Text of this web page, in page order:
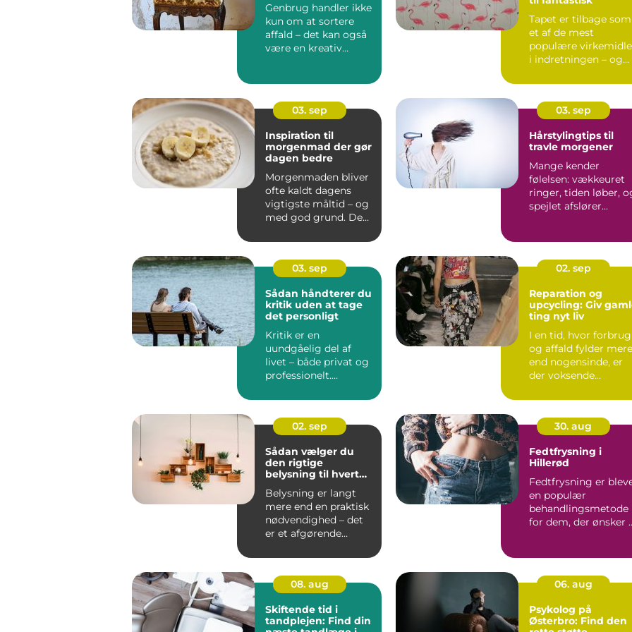
Genbrug handler ikke
kun om at sortere
affald – det kan også
være en kreativ
Tapet er tilbage som
et af de mest
populære
i indretningen – og
03. sep
Inspiration til
morgenmad der gør
dagen bedre
Morgenmaden bliver
ofte kaldt dagens
vigtigste måltid – og
med god grund. Den
03. sep
Hårstylingtips til
travle morgener
Mange kender
følelsen: vækkeuret
ringer, tiden løber,
spejlet afslører...
03. sep
Sådan håndterer du
kritik uden at tage
det personligt
Kritik er en
uundgåelig del af
livet – både privat og
professionelt.
02. sep
Reparation og
upcycling: Giv
ting nyt liv
I en tid, hvor forbrug
og affald fylder mere
end nogensinde, er
der voksende
t&aeli...
02. sep
Sådan vælger du
den rigtige
belysning til hvert
Belysning er langt
mere end en praktisk
nødvendighed – det
er et afgørende
30. aug
Fedtfrysning i
Hillerød
Fedtfrysning er
en populær
behandlingsmetode
for dem, der ønsker
08. aug
Skiftende tid i
tandplejen: Find din
06. aug
Psykolog på
Østerbro: Find den